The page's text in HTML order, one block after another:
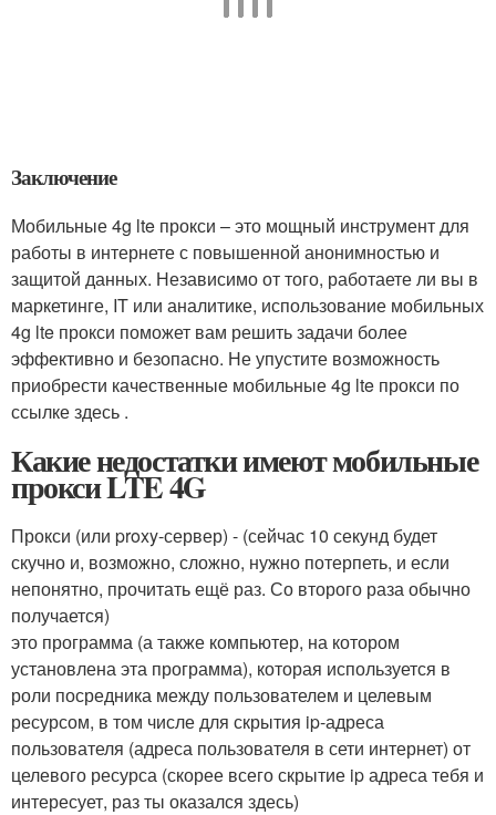
Заключение
Мобильные 4g lte прокси – это мощный инструмент для
работы в интернете с повышенной анонимностью и
защитой данных. Независимо от того, работаете ли вы в
маркетинге, IT или аналитике, использование мобильных
4g lte прокси поможет вам решить задачи более
эффективно и безопасно. Не упустите возможность
приобрести качественные мобильные 4g lte прокси по
ссылке здесь .
Какие недостатки имеют мобильные
прокси LTE 4G
Прокси (или proxy-сервер) - (сейчас 10 секунд будет
скучно и, возможно, сложно, нужно потерпеть, и если
непонятно, прочитать ещё раз. Со второго раза обычно
получается)
это программа (а также компьютер, на котором
установлена эта программа), которая используется в
роли посредника между пользователем и целевым
ресурсом, в том числе для скрытия ip-адреса
пользователя (адреса пользователя в сети интернет) от
целевого ресурса (скорее всего скрытие ip адреса тебя и
интересует, раз ты оказался здесь)